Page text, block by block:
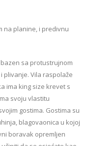
na planine, i predivnu
sa protustrujnom
plivanje. Vila raspolaže
ima king size krevet s
svoju vlastitu
gostima. Gostima su
blagovaonica u kojoj
boravak opremljen